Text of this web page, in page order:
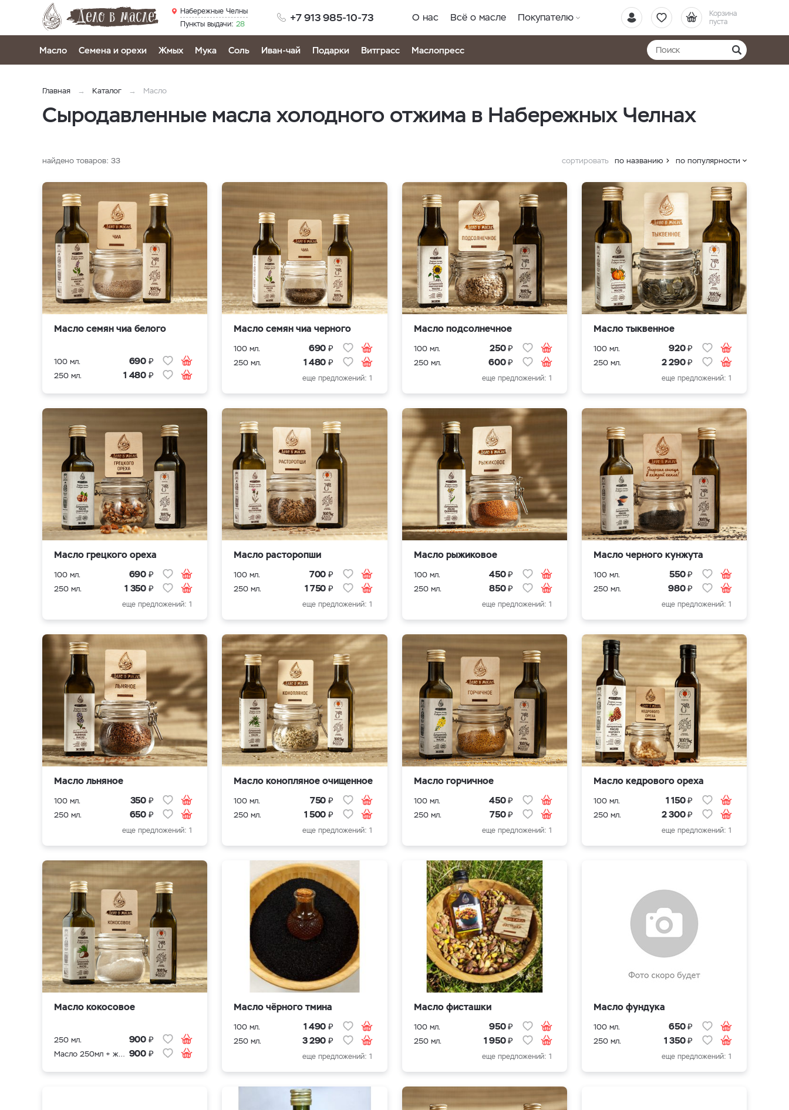
+7 913 985-10-73
Корзина
пуста
Набережные Челны
Пункты выдачи: 28
О нас Всё о масле Покупателю
Масло Семена и орехи Жмых Мука Соль Иван-чай Подарки Витграсс Маслопресс
Главная Каталог Масло
Сыродавленные масла холодного отжима в Набережных Челнах
найдено товаров: 33 сортировать по названию по популярности
Масло семян чиа белого
100 мл. 690 ₽
250 мл. 1 480 ₽
Масло семян чиа черного
100 мл. 690 ₽
250 мл. 1 480 ₽
еще предложений: 1
Масло подсолнечное
100 мл. 250₽
250 мл. 600₽
еще предложений: 1
Масло тыквенное
100 мл. 920₽
250 мл. 2 290₽
еще предложений: 1
Масло грецкого ореха
100 мл. 690 ₽
250 мл. 1 350 ₽
еще предложений: 1
Масло расторопши
100 мл. 700 ₽
250 мл. 1 750 ₽
еще предложений: 1
Масло рыжиковое
100 мл. 450₽
250 мл. 850₽
еще предложений: 1
Масло черного кунжута
100 мл. 550₽
250 мл. 980₽
еще предложений: 1
Масло льняное
100 мл. 350 ₽
250 мл. 650 ₽
еще предложений: 1
Масло конопляное очищенное
100 мл. 750 ₽
250 мл. 1 500 ₽
еще предложений: 1
Масло горчичное
100 мл. 450₽
250 мл. 750₽
еще предложений: 1
Масло кедрового ореха
100 мл. 1 150₽
250 мл. 2 300₽
еще предложений: 1
Масло кокосовое
250 мл. 900 ₽
Масло 250мл + жмых в подарок 900 ₽
Масло чёрного тмина
100 мл. 1 490 ₽
250 мл. 3 290 ₽
еще предложений: 1
Масло фисташки
100 мл. 950₽
250 мл. 1 950₽
еще предложений: 1
Масло фундука
100 мл. 650₽
250 мл. 1 350₽
еще предложений: 1